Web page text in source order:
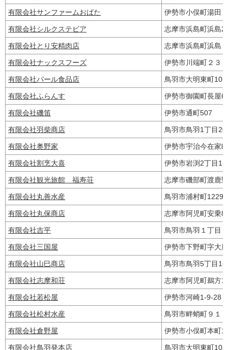
有限会社サンファームおばた 伊勢市小俣町湯
有限会社シルクステビア 志摩市浜島町浜
有限会社とり安精肉店 志摩市浜島町浜島
有限会社ナックスフーズ 伊勢市川端町２
有限会社パール食品店 鳥羽市大明東町
有限会社ふらんす 伊勢市御園町長
有限会社磯笛 伊勢市通町507
有限会社羽柴商店 鳥羽市鳥羽1丁目
有限会社奥野家 伊勢市宇治今在家
有限会社割烹大喜 伊勢市岩渕2丁目
有限会社観光旅館 福寿荘 志摩市磯部町渡
有限会社丸善水産 鳥羽市浦村町
有限会社丸保商店 志摩市阿児町安
有限会社吉平 鳥羽市鳥羽１丁目
有限会社三国屋 伊勢市下野町字
有限会社山巳商店 鳥羽市鳥羽5丁目
有限会社志摩和荘 志摩市阿児町鵜
有限会社若松屋 伊勢市河崎1‐9-28
有限会社松村水産 鳥羽市畔蛸町９
有限会社倉野屋 伊勢市小俣町本
有限会社鳥羽発本店 鳥羽市大明東町